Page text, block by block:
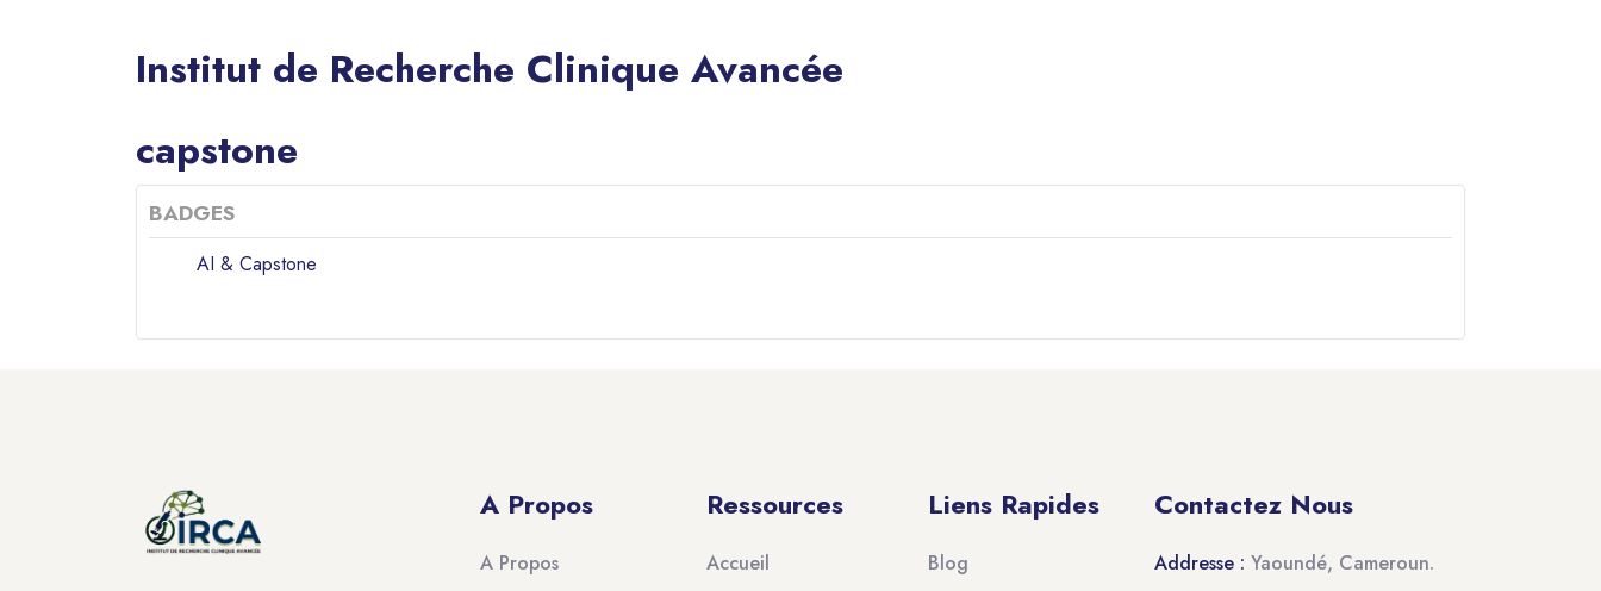
Institut de Recherche Clinique Avancée
Blocs
capstone
BADGES
AI & Capstone
A Propos
A Propos
Ressources
Accueil
Liens Rapides
Blog
Contactez Nous
Addresse : Yaoundé, Cameroun.